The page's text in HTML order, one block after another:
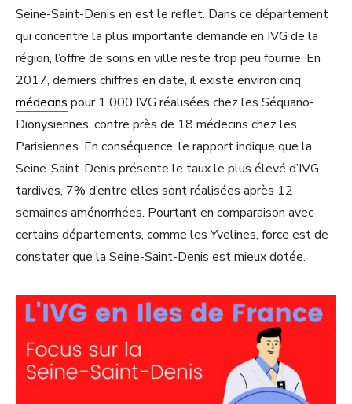
Seine-Saint-Denis en est le reflet. Dans ce département
qui concentre la plus importante demande en IVG de la
région, l’offre de soins en ville reste trop peu fournie. En
2017, derniers chiffres en date, il existe environ cinq
médecins pour 1 000 IVG réalisées chez les Séquano-
Dionysiennes, contre près de 18 médecins chez les
Parisiennes. En conséquence, le rapport indique que la
Seine-Saint-Denis présente le taux le plus élevé d’IVG
tardives, 7% d’entre elles sont réalisées après 12
semaines aménorrhées. Pourtant en comparaison avec
certains départements, comme les Yvelines, force est de
constater que la Seine-Saint-Denis est mieux dotée.